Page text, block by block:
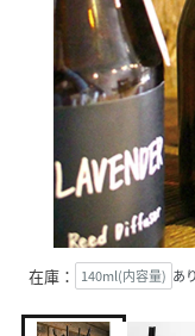
在庫： 140ml(内容量) あり